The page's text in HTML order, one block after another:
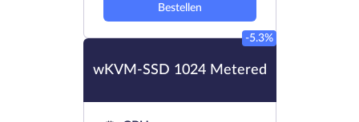
Bestellen
wKVM-SSD 1024 Metered
-5.3%